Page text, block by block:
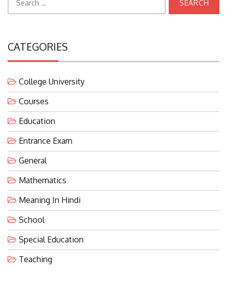
CATEGORIES
College University
Courses
Education
Entrance Exam
General
Mathematics
Meaning In Hindi
School
Special Education
Teaching